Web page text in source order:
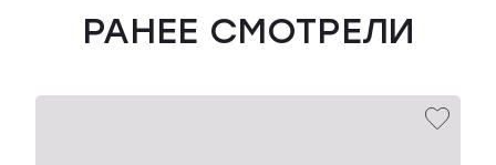
РАНЕЕ СМОТРЕЛИ